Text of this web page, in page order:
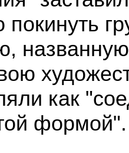
покинуть
как
формой".